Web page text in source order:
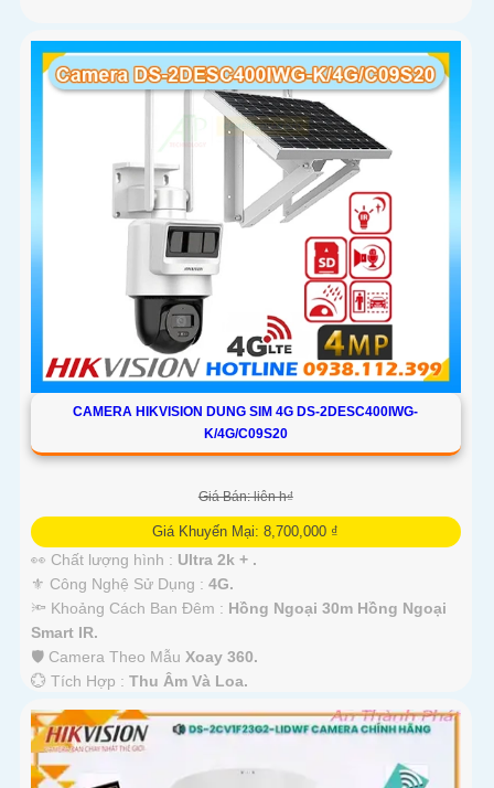
CAMERA HIKVISION DUNG SIM 4G DS-2DESC400IWG-
K/4G/C09S20
Giá Bán: liên h₫
Giá Khuyến Mại: 8,700,000 ₫
👀 Chất lượng hình : Ultra 2k + .
⚜️ Công Nghệ Sử Dụng : 4G.
🔦 Khoảng Cách Ban Đêm : Hồng Ngoại 30m Hồng Ngoại
Smart IR.
🛡 Camera Theo Mẫu Xoay 360.
️💮 Tích Hợp : Thu Âm Và Loa.